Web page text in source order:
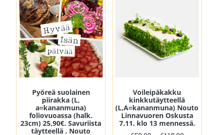
Pyöreä suolainen
piirakka (L,
a=kananmuna)
foliovuoassa (halk.
23cm) 25,90€. Savuriista
täytteellä . Nouto
Voileipäkakku
kinkkutäytteellä
(L,A=kananmuna) Nouto
Linnavuoren Oskusta
7.11. klo 13 mennessä.